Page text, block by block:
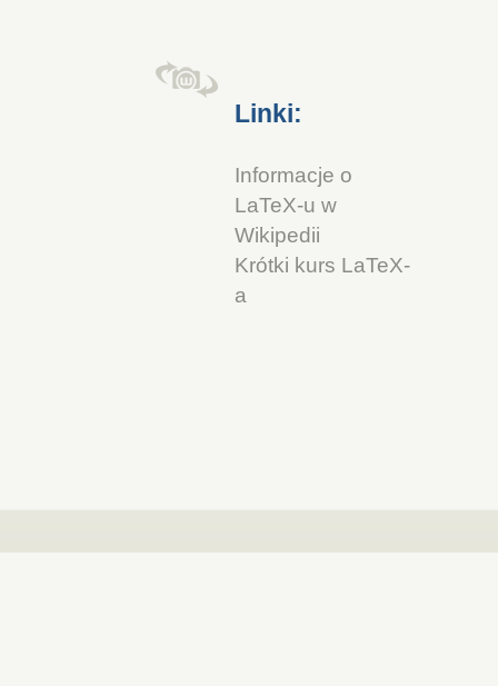
Linki:
Informacje o
LaTeX-u w
Wikipedii
Krótki kurs LaTeX-
a